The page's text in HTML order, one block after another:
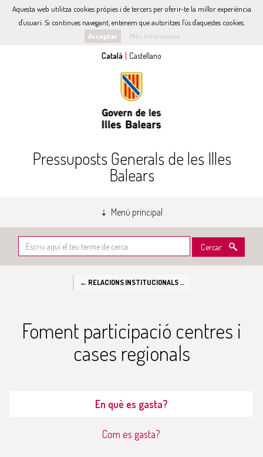
Aquesta web utilitza cookies pròpies i de tercers per oferir-te la millor experiència
d'usuari. Si continues navegant, entenem que autoritzes l'ús d'aquestes cookies.
Acceptar
Més informació
Pressuposts Generals de les Illes
Balears
Menú principal
Cercar
← RELACIONS INSTITUCIONALS I PROCESSOS ELECTORALS
Foment participació centres i
cases regionals
En què es gasta?
Com es gasta?